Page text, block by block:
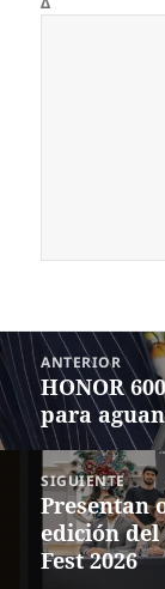
Navegación
de
entradas
ANTERIOR
Entrada
anterior:
HONOR
para
SIGUIENTE
Siguiente
entrada:
Presentan
edición del
Fest 2026